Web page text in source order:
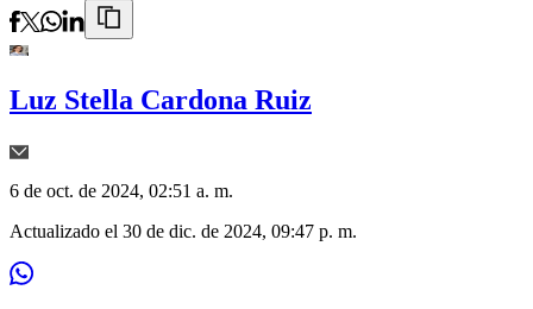
Luz Stella Cardona Ruiz
6 de oct. de 2024, 02:51 a. m.
Actualizado el 30 de dic. de 2024, 09:47 p. m.